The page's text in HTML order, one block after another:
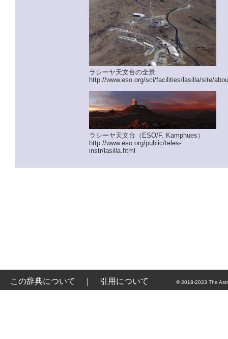
ラシーヤ天文台の全景
http://www.eso.org/sci/facilities/lasilla/site/
ラシーヤ天文台（ESO/F. Kamphues）
http://www.eso.org/public/teles-
instr/lasilla.html
この辞典について 引用について © 2018-2023 The